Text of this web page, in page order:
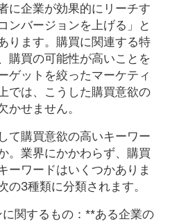
に企業が効果的にリーチす
ンバージョンを上げる」と
ります。購買に関連する特
購買の可能性が高いことを
ゲットを絞ったマーケティ
では、こうした購買意欲の
かせません。
て購買意欲の高いキーワー
。業界にかかわらず、購買
ーワードはいくつかありま
3種類に分類されます。
関するもの：**ある企業の